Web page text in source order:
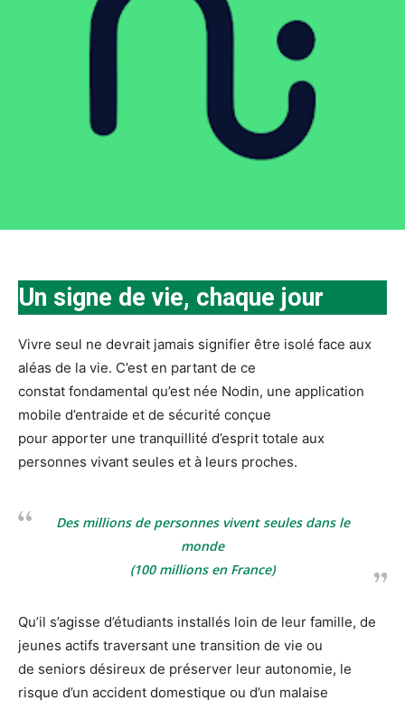
Un signe de vie, chaque jour
Vivre seul ne devrait jamais signifier être isolé face aux
aléas de la vie. C’est en partant de ce
constat fondamental qu’est née Nodin, une application
mobile d’entraide et de sécurité conçue
pour apporter une tranquillité d’esprit totale aux
personnes vivant seules et à leurs proches.
Des millions de personnes vivent seules dans le
monde
(100 millions en France)
Qu’il s’agisse d’étudiants installés loin de leur famille, de
jeunes actifs traversant une transition de vie ou
de seniors désireux de préserver leur autonomie, le
risque d’un accident domestique ou d’un malaise